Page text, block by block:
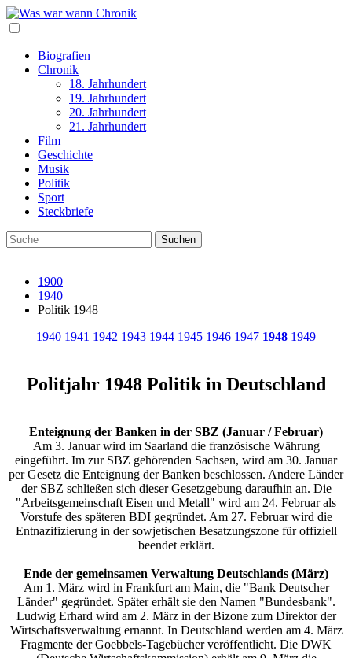
Biografien
Chronik
18. Jahrhundert
19. Jahrhundert
20. Jahrhundert
21. Jahrhundert
Film
Geschichte
Musik
Politik
Sport
Steckbriefe
1900
1940
Politik 1948
1940 1941 1942 1943 1944 1945 1946 1947 1948 1949
Politjahr 1948 Politik in Deutschland
Enteignung der Banken in der SBZ (Januar / Februar)
Am 3. Januar wird im Saarland die französische Währung
eingeführt. Im zur SBZ gehörenden Sachsen, wird am 30. Januar
per Gesetz die Enteignung der Banken beschlossen. Andere Länder
der SBZ schließen sich dieser Gesetzgebung daraufhin an. Die
"Arbeitsgemeinschaft Eisen und Metall" wird am 24. Februar als
Vorstufe des späteren BDI gegründet. Am 27. Februar wird die
Entnazifizierung in der sowjetischen Besatzungszone für offiziell
beendet erklärt.
Ende der gemeinsamen Verwaltung Deutschlands (März)
Am 1. März wird in Frankfurt am Main, die "Bank Deutscher
Länder" gegründet. Später erhält sie den Namen "Bundesbank".
Ludwig Erhard wird am 2. März in der Bizone zum Direktor der
Wirtschaftsverwaltung ernannt. In Deutschland werden am 4. März
Fragmente der Goebbels-Tagebücher veröffentlicht. Die DWK